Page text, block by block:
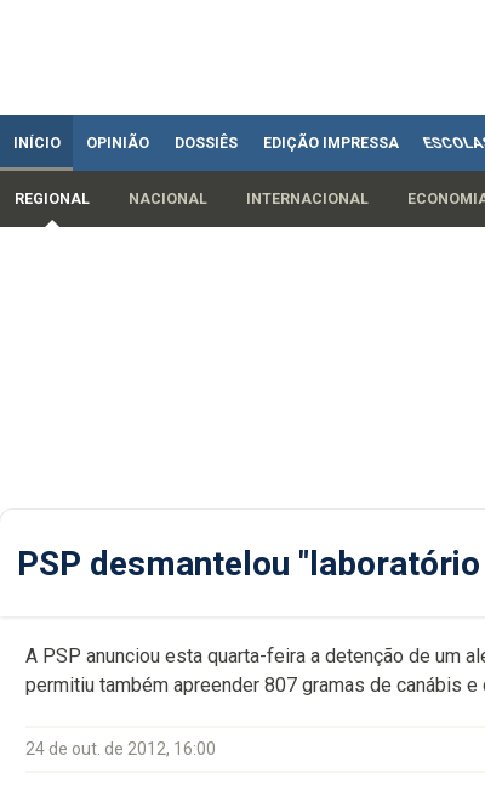
INÍCIO OPINIÃO DOSSIÊS EDIÇÃO IMPRESSA
REGIONAL NACIONAL INTERNACIONAL
PSP desmantelou
A PSP anunciou esta quarta-feira a detenção de um
permitiu também apreender 807 gramas de canábis
24 de out. de 2012, 16:00